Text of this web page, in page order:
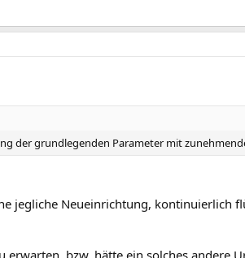
der grundlegenden Parameter mit
jegliche Neueinrichtung, kontinuierlich